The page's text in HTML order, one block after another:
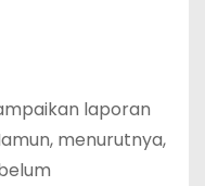
laporan
menurutnya,